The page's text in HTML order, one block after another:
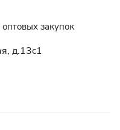
закупок
д.13c1